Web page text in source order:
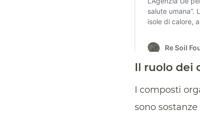
Il ruolo dei
I composti
sono